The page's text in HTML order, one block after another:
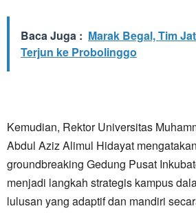
Baca Juga : Marak Begal, Tim
Terjun ke Probolinggo
Kemudian, Rektor Universitas
Abdul Aziz Alimul Hidayat
groundbreaking Gedung Pusat
menjadi langkah strategis kampus
lulusan yang adaptif dan mandiri